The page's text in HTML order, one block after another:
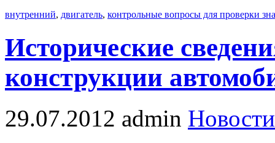
внутренний, двигатель, контрольные вопросы для проверки
Исторические
конструкции
29.07.2012 admin Новости